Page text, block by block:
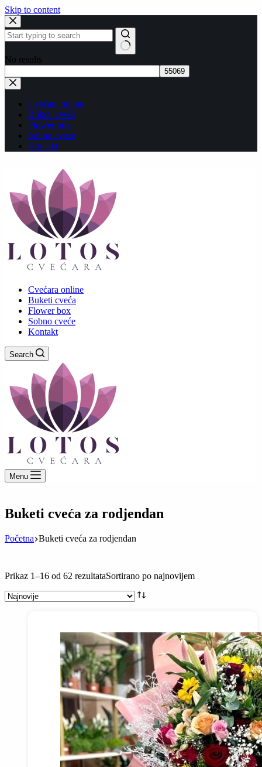
Skip to content
No results
Cvećara online
Buketi cveća
Flower box
Sobno cveće
Kontakt
Cvećara online
Buketi cveća
Flower box
Sobno cveće
Kontakt
Search
Menu
Buketi cveća za rodjendan
Početna Buketi cveća za rodjendan
Prikaz 1–16 od 62 rezultataSortirano po najnovijem